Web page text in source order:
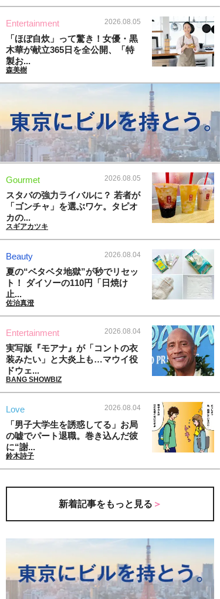
Entertainment 2026.08.05
「ほぼ自炊」って驚き！女優・黒
木華が献立365日を全公開、「特
製お...
森美樹
Gourmet 2026.08.05
スタバの強力ライバルに？ 若者が
「ゴンチャ」を選ぶワケ。タピオ
カの...
スギアカツキ
Beauty 2026.08.04
夏の“ベタベタ地獄”が秒でリセッ
ト！ ダイソーの110円「日焼け
止...
佐治真澄
Entertainment 2026.08.04
実写版『モアナ』が「コントの衣
装みたい」と大炎上も…マウイ役
ドウェ...
BANG SHOWBIZ
Love 2026.08.04
「男子大学生を誘惑してる」お局
の嘘でパート退職。巻き込んだ彼
に“謝...
鈴木詩子
新着記事をもっと見る